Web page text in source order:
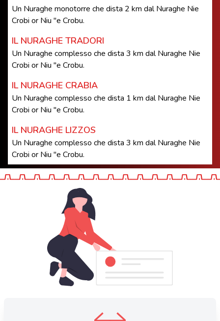
Un Nuraghe monotorre che dista 2 km dal Nuraghe Nie
Crobi or Niu ''e Crobu.
IL NURAGHE TRADORI
Un Nuraghe complesso che dista 3 km dal Nuraghe Nie
Crobi or Niu ''e Crobu.
IL NURAGHE CRABIA
Un Nuraghe complesso che dista 1 km dal Nuraghe Nie
Crobi or Niu ''e Crobu.
IL NURAGHE LIZZOS
Un Nuraghe complesso che dista 3 km dal Nuraghe Nie
Crobi or Niu ''e Crobu.